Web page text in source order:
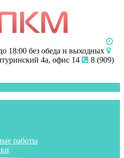
18:00 без обеда и выходных
4а, офис 14
8 (909)
работы